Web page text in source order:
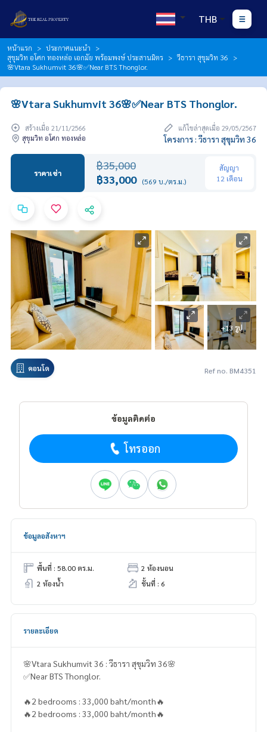
THB
หน้าแรก
ประกาศแนะนำ
สุขุมวิท อโศก ทองหล่อ เอกมัย พร้อมพงษ์ ประสานมิตร
วีธารา สุขุมวิท 36
🌸Vtara Sukhumvit 36🌸✅Near BTS Thonglor.
🌸Vtara Sukhumvit 36🌸✅Near BTS Thonglor.
สร้างเมื่อ 21/11/2566
แก้ไขล่าสุดเมื่อ 29/05/2567
สุขุมวิท อโศก ทองหล่อ
โครงการ : วีธารา สุขุมวิท 36
ราคาเช่า
฿35,000
฿33,000 (569 บ./ตร.ม.)
สัญญา
12 เดือน
+13 รูป
คอนโด Ref no. BM4351
ข้อมูลติดต่อ
โทรออก
ข้อมูลอสังหาฯ
พื้นที่ : 58.00 ตร.ม.
2 ห้องนอน
2 ห้องน้ำ
ชั้นที่ : 6
รายละเอียด
🌸Vtara Sukhumvit 36 : วีธารา สุขุมวิท 36🌸
✅Near BTS Thonglor.
🔥2 bedrooms : 33,000 baht/month🔥
🔥2 bedrooms : 33,000 baht/month🔥